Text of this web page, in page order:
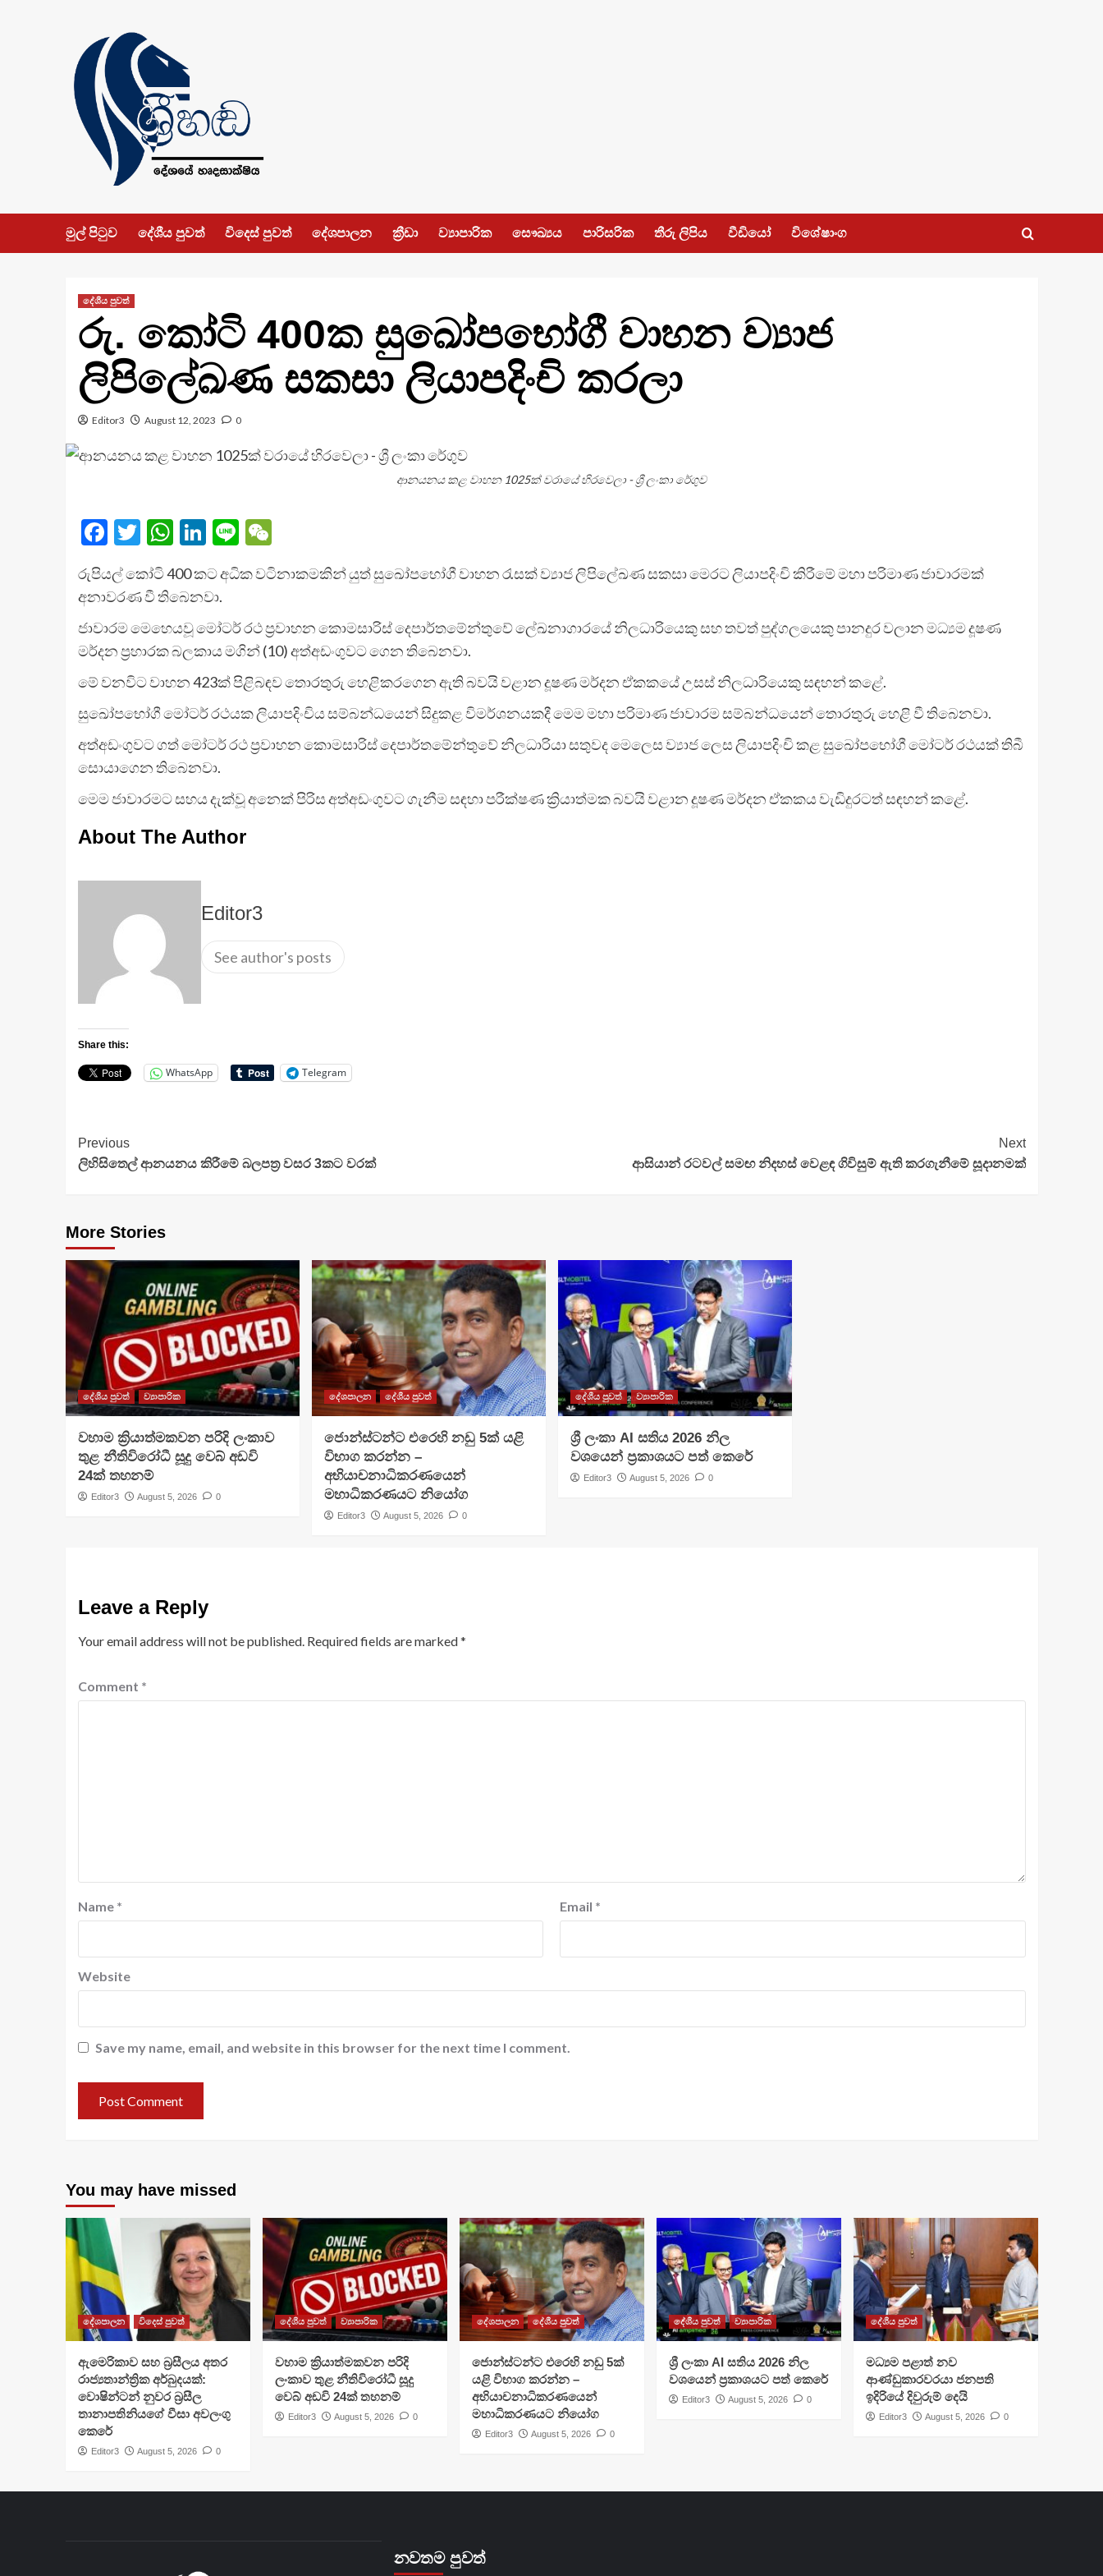
මුල් පිටුව දේශීය පුවත් විදෙස් පුවත් දේශපාලන ක්‍රීඩා ව්‍යාපාරික සෞඛ්‍යය පාරිසරික තීරු ලිපිය වීඩියෝ විශේෂාංග
දේශීය පුවත්
රු. කෝටි 400ක සුඛෝපභෝගී වාහන ව්‍යාජ
ලිපිලේඛණ සකසා ලියාපදිංචි කරලා
Editor3 August 12, 2023 0
ආනයනය කළ වාහන 1025ක් වරායේ හිරවෙලා - ශ්‍රී ලංකා රේගුව
Facebook
Twitter
WhatsApp
LinkedIn
LineWeChat
රුපියල් කෝටි 400 කට අධික වටිනාකමකින් යුත් සුඛෝපභෝගී වාහන රැසක් ව්‍යාජ ලිපිලේඛණ සකසා මෙරට ලියාපදිංචි කිරීමේ මහා පරිමාණ ජාවාරමක්
අනාවරණ වී තිබෙනවා.
ජාවාරම මෙහෙයවූ මෝටර් රථ ප්‍රවාහන කොමසාරිස් දෙපාර්තමේන්තුවේ ලේඛනාගාරයේ නිලධාරියෙකු සහ තවත් පුද්ගලයෙකු පානදුර වලාන මධ්‍යම දූෂණ
මර්දන ප්‍රහාරක බලකාය මගින් (10) අත්අඩංගුවට ගෙන තිබෙනවා.
මේ වනවිට වාහන 423ක් පිළිබඳව තොරතුරු හෙළිකරගෙන ඇති බවයි වළාන දූෂණ මර්දන ඒකකයේ උසස් නිලධාරියෙකු සඳහන් කළේ.
සුඛෝපභෝගී මෝටර් රථයක ලියාපදිංචිය සම්බන්ධයෙන් සිදුකළ විමර්ශනයකදී මෙම මහා පරිමාණ ජාවාරම සම්බන්ධයෙන් තොරතුරු හෙළි වී තිබෙනවා.
අත්අඩංගුවට ගත් මෝටර් රථ ප්‍රවාහන කොමසාරිස් දෙපාර්තමේන්තුවේ නිලධාරියා සතුවද මෙලෙස ව්‍යාජ ලෙස ලියාපදිංචි කළ සුඛෝපභෝගී මෝටර් රථයක් තිබී
සොයාගෙන තිබෙනවා.
මෙම ජාවාරමට සහය දැක්වූ අනෙක් පිරිස අත්අඩංගුවට ගැනීම සඳහා පරීක්ෂණ ක්‍රියාත්මක බවයි වළාන දූෂණ මර්දන ඒකකය වැඩිදුරටත් සඳහන් කළේ.
About The Author
Editor3
See author's posts
Share this:
WhatsApp Telegram
Continue
Reading
Previous
ලිහිසිතෙල් ආනයනය කිරීමේ බලපත්‍ර වසර 3කට වරක්
Next
ආසියාන් රටවල් සමඟ නිදහස් වෙළඳ ගිවිසුම් ඇති කරගැනීමේ සූදානමක්
More Stories
දේශීය පුවත් ව්‍යාපාරික
වහාම ක්‍රියාත්මකවන පරිදි ලංකාව
තුළ නීතිවිරෝධී සූදු වෙබ් අඩවි
24ක් තහනම්
Editor3 August 5, 2026 0
දේශපාලන දේශීය පුවත්
ජොන්ස්ටන්ට එරෙහි නඩු 5ක් යළි
විභාග කරන්න –
අභියාචනාධිකරණයෙන්
මහාධිකරණයට නියෝග
Editor3 August 5, 2026 0
දේශීය පුවත් ව්‍යාපාරික
ශ්‍රී ලංකා AI සතිය 2026 නිල
වශයෙන් ප්‍රකාශයට පත් කෙරේ
Editor3 August 5, 2026 0
Leave a Reply
Your email address will not be published. Required fields are marked*
Comment *
Name * Email *
Website
Save my name, email, and website in this browser for the next time I comment.
You may have missed
දේශපාලන විදෙස් පුවත්
ඇමෙරිකාව සහ බ්‍රසීලය අතර
රාජ්‍යතාන්ත්‍රික අර්බුදයක්:
වොෂින්ටන් නුවර බ්‍රසීල
තානාපතිනියගේ වීසා අවලංගු
කෙරේ
Editor3 August 5, 2026 0
දේශීය පුවත් ව්‍යාපාරික
වහාම ක්‍රියාත්මකවන පරිදි
ලංකාව තුළ නීතිවිරෝධී සූදු
වෙබ් අඩවි 24ක් තහනම්
Editor3 August 5, 2026 0
දේශපාලන දේශීය පුවත්
ජොන්ස්ටන්ට එරෙහි නඩු 5ක්
යළි විභාග කරන්න –
අභියාචනාධිකරණයෙන්
මහාධිකරණයට නියෝග
Editor3 August 5, 2026 0
දේශීය පුවත් ව්‍යාපාරික
ශ්‍රී ලංකා AI සතිය 2026 නිල
වශයෙන් ප්‍රකාශයට පත් කෙරේ
Editor3 August 5, 2026 0
දේශීය පුවත්
මධ්‍යම පළාත් නව
ආණ්ඩුකාරවරයා ජනපති
ඉදිරියේ දිවුරුම් දෙයි
Editor3 August 5, 2026 0
නවතම පුවත්